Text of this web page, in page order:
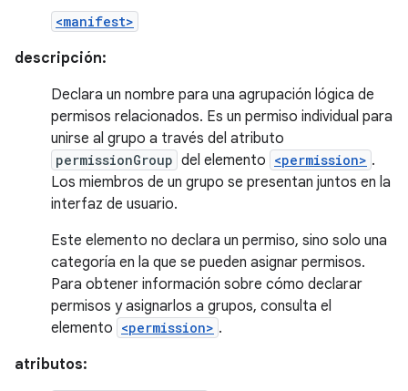
<manifest>
descripción:
Declara un nombre para una agrupación lógica de
permisos relacionados. Es un permiso individual para
unirse al grupo a través del atributo
permissionGroup del elemento <permission> .
Los miembros de un grupo se presentan juntos en la
interfaz de usuario.
Este elemento no declara un permiso, sino solo una
categoría en la que se pueden asignar permisos.
Para obtener información sobre cómo declarar
permisos y asignarlos a grupos, consulta el
elemento <permission> .
atributos: